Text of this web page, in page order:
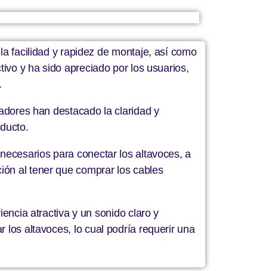
facilidad y rapidez de montaje, así como
y ha sido apreciado por los usuarios,
han destacado la claridad y
para conectar los altavoces, a
al tener que comprar los cables
atractiva y un sonido claro y
los altavoces, lo cual podría requerir una